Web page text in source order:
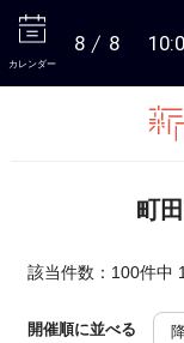
カレンダー
8 8
町
該当件数：100件中
開催順に並べる